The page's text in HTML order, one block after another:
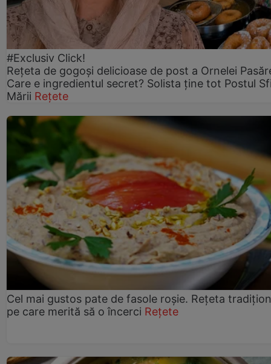
#Exclusiv Click!
Rețeta de gogoşi delicioase de post a Ornelei
Care e ingredientul secret? Solista ține tot Postul
Mării Rețete
Cel mai gustos pate de fasole roșie. Rețeta
pe care merită să o încerci Rețete